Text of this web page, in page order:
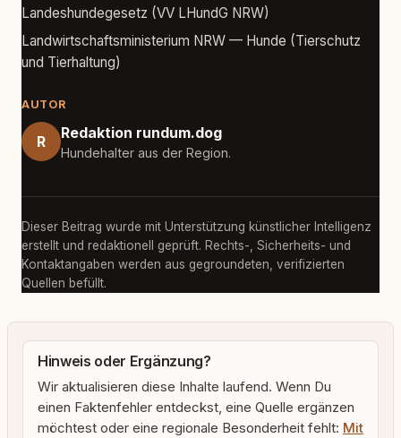
Landeshundegesetz (VV LHundG NRW)
Landwirtschaftsministerium NRW — Hunde (Tierschutz
und Tierhaltung)
AUTOR
R Redaktion rundum.dog
Hundehalter aus der Region.
Dieser Beitrag wurde mit Unterstützung künstlicher Intelligenz
erstellt und redaktionell geprüft. Rechts-, Sicherheits- und
Kontaktangaben werden aus gegroundeten, verifizierten
Quellen befüllt.
Hinweis oder Ergänzung?
Wir aktualisieren diese Inhalte laufend. Wenn Du
einen Faktenfehler entdeckst, eine Quelle ergänzen
möchtest oder eine regionale Besonderheit fehlt: Mit